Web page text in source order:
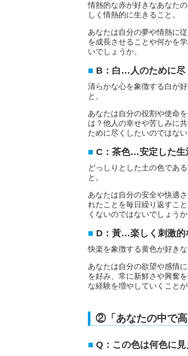
情熱的な赤が好きなあなた
しく情熱的に生きること。
あなたは自分の夢や情熱に
を成長させることや何かを
いでしょうか。
B：白…人のために尽
清らかな心を象徴する白が
と。
あなたは自分の役割や使命
は？他人の幸せや苦しみに
ために尽くしたいのではない
C：茶色…安定した生
どっしりとした土の色であ
と。
あなたは自分の安全や快適
れたことを毎日繰り返すこ
くないのではないでしょうか
D：黃…楽しく刺激的
快楽を象徴する黄色が好き
あなたは自分の欲望や感情
を好み、常に新鮮さや興奮
な経験を増やしていくこと
②「あなたの中で高
Q：この色は何色に